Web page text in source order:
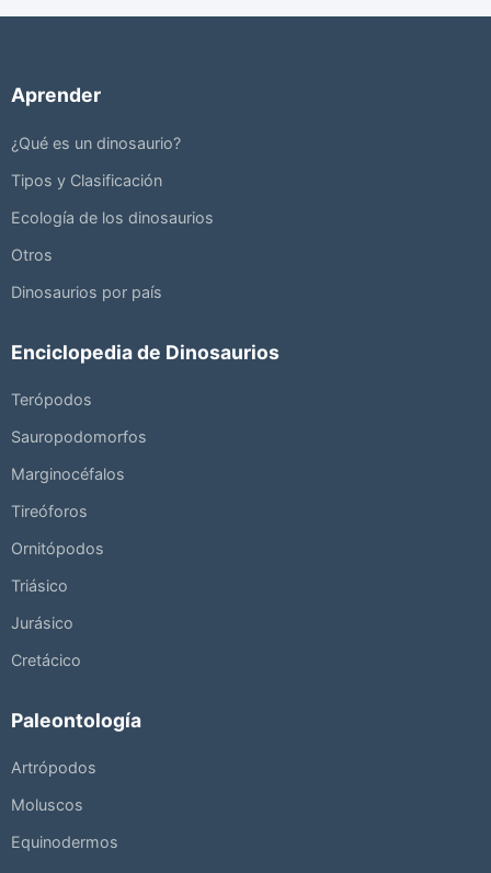
Aprender
¿Qué es un dinosaurio?
Tipos y Clasificación
Ecología de los dinosaurios
Otros
Dinosaurios por país
Enciclopedia de Dinosaurios
Terópodos
Sauropodomorfos
Marginocéfalos
Tireóforos
Ornitópodos
Triásico
Jurásico
Cretácico
Paleontología
Artrópodos
Moluscos
Equinodermos